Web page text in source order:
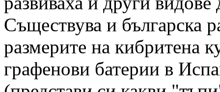
Съществува и българска
размерите на кибритена
графенови батерии в